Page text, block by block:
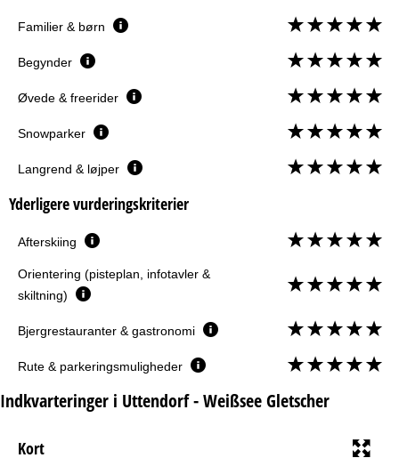
Familier & børn
Begynder
Øvede & freerider
Snowparker
Langrend & løjper
Yderligere vurderingskriterier
Afterskiing
Orientering (pisteplan, infotavler &
skiltning)
Bjergrestauranter & gastronomi
Rute & parkeringsmuligheder
Indkvarteringer i Uttendorf - Weißsee Gletscher
Kort